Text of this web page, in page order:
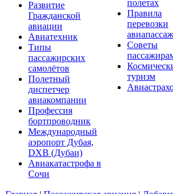
Развитие
Гражданской
авиации
Авиатехник
Типы
пассажирских
самолётов
Полетный
диспетчер
авиакомпании
Профессия
бортпроводник
Международный
аэропорт Дубая,
DXB (Дубаи)
Авиакатастрофа в
Сочи
полетах
Правила
перевозки
Советы
туризм